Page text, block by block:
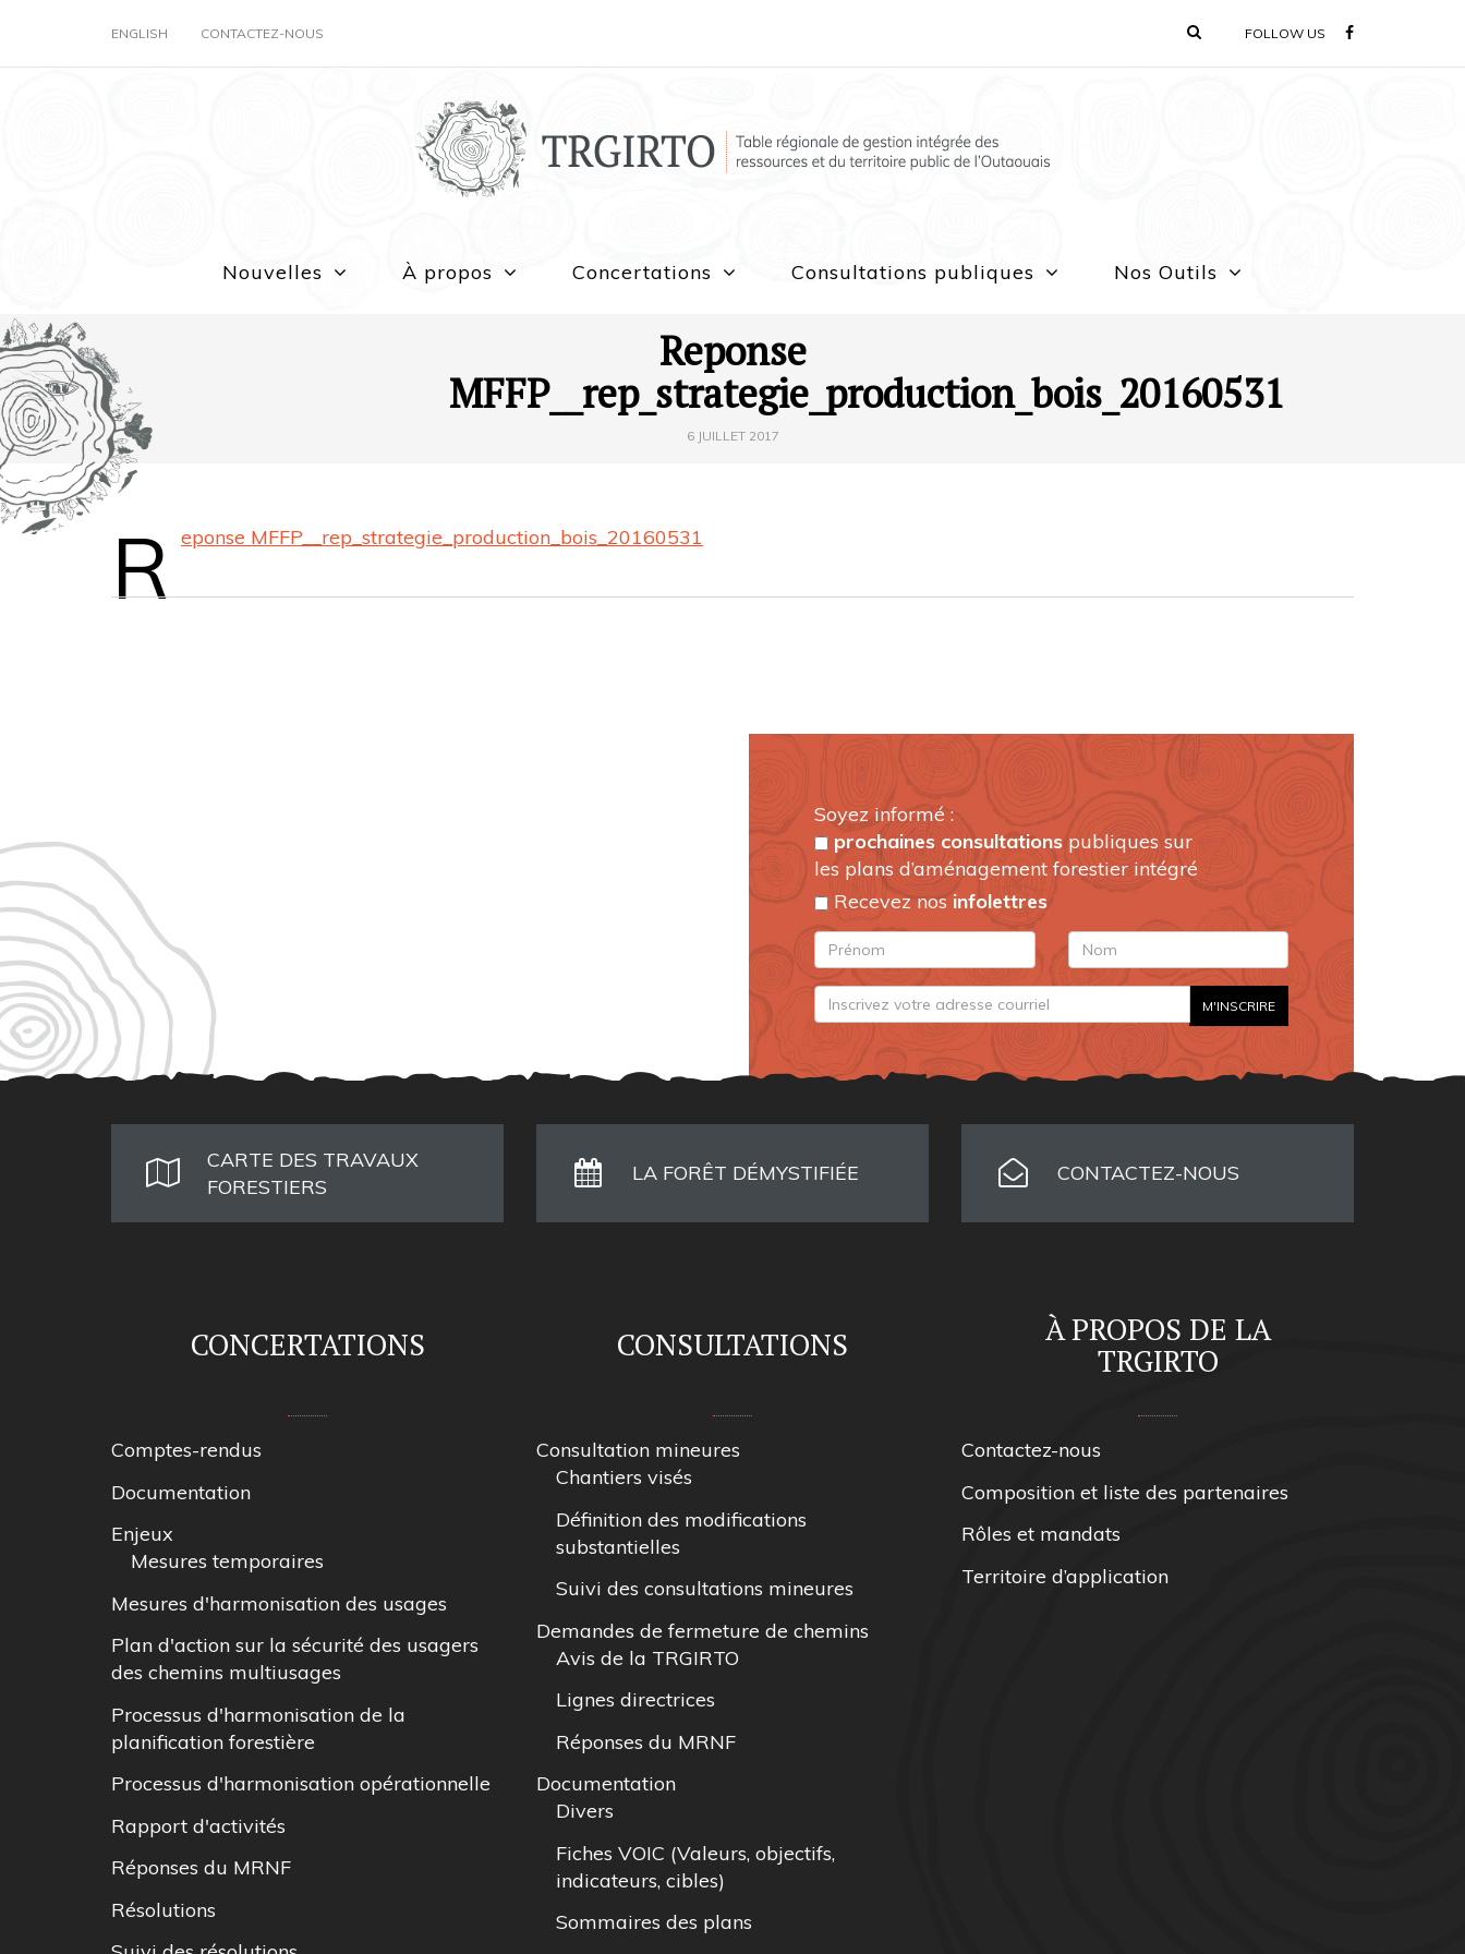
ENGLISH CONTACTEZ-NOUS FOLLOW US
Nouvelles À propos Concertations Consultations publiques Nos Outils
Reponse
MFFP__rep_strategie_production_bois_20160531
6 JUILLET 2017
R eponse MFFP__rep_strategie_production_bois_20160531
Soyez informé :
prochaines consultationspubliques sur
les plans d’aménagement forestier intégré
Recevez nos infolettres
CARTE DES TRAVAUX
FORESTIERS
LA FORÊT DÉMYSTIFIÉE CONTACTEZ-NOUS
CONCERTATIONS
Comptes-rendus
Documentation
Enjeux
Mesures temporaires
Mesures d'harmonisation des usages
Plan d'action sur la sécurité des usagers
des chemins multiusages
Processus d'harmonisation de la
planification forestière
Processus d'harmonisation opérationnelle
Rapport d'activités
Réponses du MRNF
Résolutions
CONSULTATIONS
Consultation mineures
Chantiers visés
Définition des modifications
substantielles
Suivi des consultations mineures
Demandes de fermeture de chemins
Avis de la TRGIRTO
Lignes directrices
Réponses du MRNF
Documentation
Divers
Fiches VOIC (Valeurs, objectifs,
indicateurs, cibles)
Sommaires des plans
À PROPOS DE LA
TRGIRTO
Contactez-nous
Composition et liste des partenaires
Rôles et mandats
Territoire d’application